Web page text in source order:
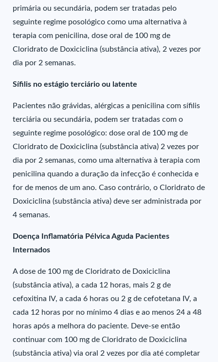
primária ou secundária, podem ser tratadas pelo
seguinte regime posológico como uma alternativa à
terapia com penicilina, dose oral de 100 mg de
Cloridrato de Doxiciclina (substância ativa), 2 vezes por
dia por 2 semanas.
Sífilis no estágio terciário ou latente
Pacientes não grávidas, alérgicas a penicilina com sífilis
terciária ou secundária, podem ser tratadas com o
seguinte regime posológico: dose oral de 100 mg de
Cloridrato de Doxiciclina (substância ativa) 2 vezes por
dia por 2 semanas, como uma alternativa à terapia com
penicilina quando a duração da infecção é conhecida e
for de menos de um ano. Caso contrário, o Cloridrato de
Doxiciclina (substância ativa) deve ser administrada por
4 semanas.
Doença Inflamatória Pélvica Aguda Pacientes
Internados
A dose de 100 mg de Cloridrato de Doxiciclina
(substância ativa), a cada 12 horas, mais 2 g de
cefoxitina IV, a cada 6 horas ou 2 g de cefotetana IV, a
cada 12 horas por no mínimo 4 dias e ao menos 24 a 48
horas após a melhora do paciente. Deve-se então
continuar com 100 mg de Cloridrato de Doxiciclina
(substância ativa) via oral 2 vezes por dia até completar